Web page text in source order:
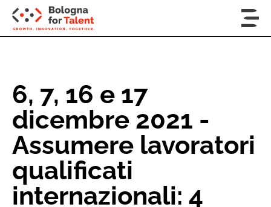
6, 7, 16 e 17
dicembre 2021 -
Assumere lavoratori
qualificati
internazionali: 4